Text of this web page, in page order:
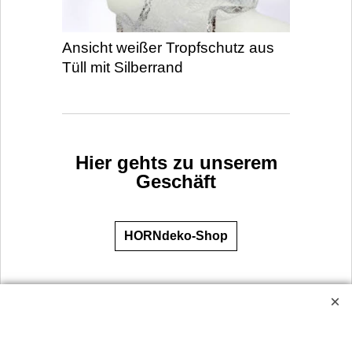
Ansicht weißer Tropfschutz aus
Tüll mit Silberrand
Hier gehts zu unserem
Geschäft
HORNdeko-Shop